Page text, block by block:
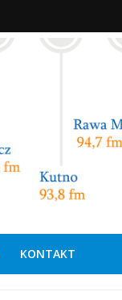
KONTAKT